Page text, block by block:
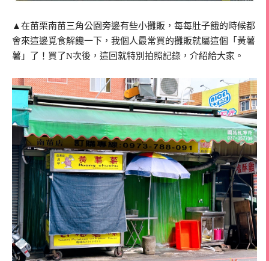
▲在苗栗南苗三角公園旁邊有些小攤販，每每肚子餓的時候都
會來這邊覓食解饞一下，我個人最常買的攤販就屬這個「黃薯
薯」了！買了N次後，這回就特別拍照記錄，介紹給大家。